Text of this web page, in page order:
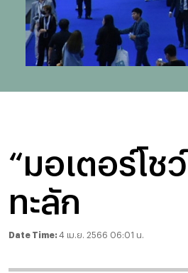
“มอเตอร์โ
ทะลัก
Date Time: 4 เม.ย. 2566 06:01 น.